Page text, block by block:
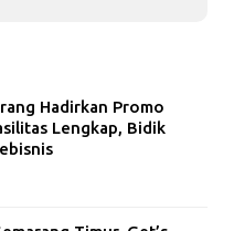
Hadirkan Promo
Lengkap, Bidik